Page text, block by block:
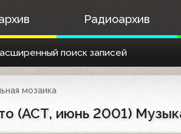
Радиоархив
поиск записей
мозаика
(АСТ, июнь 2001)